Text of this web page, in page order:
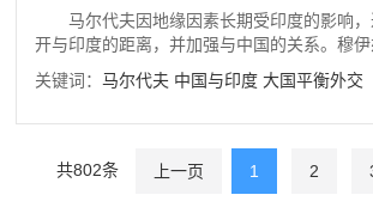
契机，实现从“体系参与者”向“规则塑造者”转
性与全球治理贡献的双重目标，为新兴经济
供可借鉴的实践范式，对构建公平包容的全球
马尔代夫因地缘因素长期受印度的影响
开与印度的距离，并加强与中国的关系。穆伊
届政府的“印度优先”政策，努力推动中马关系
衡”，试图在中印之间实施“大国平衡外交”。
系在多个领域采取了一系列措施，取得显著效
关键词：马尔代夫 中国与印度 大国平衡外交
共802条 上一页 1 2